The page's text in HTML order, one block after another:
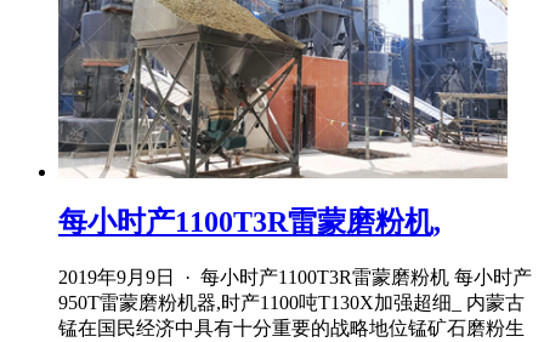
每小时产1100T3R雷蒙磨粉机,
2019年9月9日 · 每小时产1100T3R雷蒙磨粉机 每小时产
950T雷蒙磨粉机器,时产1100吨T130X加强超细_ 内蒙古
锰在国民经济中具有十分重要的战略地位锰矿石磨粉生